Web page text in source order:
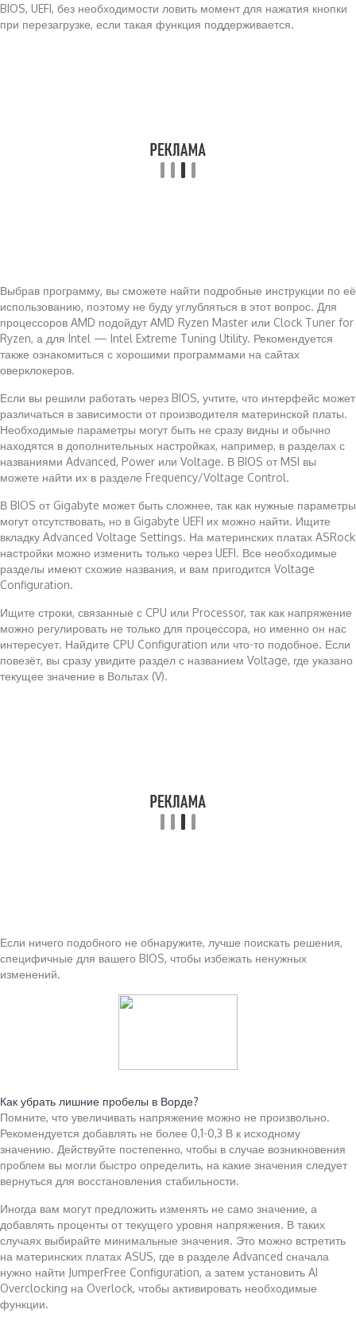
BIOS, UEFI, без необходимости ловить момент для нажатия кнопки
при перезагрузке, если такая функция поддерживается.
Выбрав программу, вы сможете найти подробные инструкции по её
использованию, поэтому не буду углубляться в этот вопрос. Для
процессоров AMD подойдут AMD Ryzen Master или Clock Tuner for
Ryzen, а для Intel — Intel Extreme Tuning Utility. Рекомендуется
также ознакомиться с хорошими программами на сайтах
оверклокеров.
Если вы решили работать через BIOS, учтите, что интерфейс может
различаться в зависимости от производителя материнской платы.
Необходимые параметры могут быть не сразу видны и обычно
находятся в дополнительных настройках, например, в разделах с
названиями Advanced, Power или Voltage. В BIOS от MSI вы
можете найти их в разделе Frequency/Voltage Control.
В BIOS от Gigabyte может быть сложнее, так как нужные параметры
могут отсутствовать, но в Gigabyte UEFI их можно найти. Ищите
вкладку Advanced Voltage Settings. На материнских платах ASRock
настройки можно изменить только через UEFI. Все необходимые
разделы имеют схожие названия, и вам пригодится Voltage
Configuration.
Ищите строки, связанные с CPU или Processor, так как напряжение
можно регулировать не только для процессора, но именно он нас
интересует. Найдите CPU Configuration или что-то подобное. Если
повезёт, вы сразу увидите раздел с названием Voltage, где указано
текущее значение в Вольтах (V).
Если ничего подобного не обнаружите, лучше поискать решения,
специфичные для вашего BIOS, чтобы избежать ненужных
изменений.
Как убрать лишние пробелы в Ворде?
Помните, что увеличивать напряжение можно не произвольно.
Рекомендуется добавлять не более 0,1-0,3 В к исходному
значению. Действуйте постепенно, чтобы в случае возникновения
проблем вы могли быстро определить, на какие значения следует
вернуться для восстановления стабильности.
Иногда вам могут предложить изменять не само значение, а
добавлять проценты от текущего уровня напряжения. В таких
случаях выбирайте минимальные значения. Это можно встретить
на материнских платах ASUS, где в разделе Advanced сначала
нужно найти JumperFree Configuration, а затем установить AI
Overclocking на Overlock, чтобы активировать необходимые
функции.